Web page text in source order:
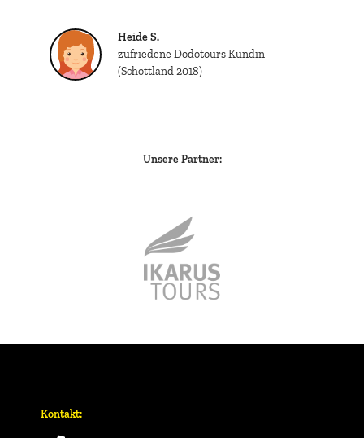
Heide S.
zufriedene Dodotours Kundin
(Schottland 2018)
Unsere Partner:
Kontakt: